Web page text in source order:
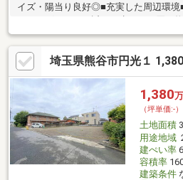
イズ・陽当り良好◎■充実した周辺環境
い♪・17号沿いには飲食店も多数あり
玉慈恵病院まで徒歩23分古郡グループ
年に創業し地域密着で営業しておりま
リフォーム・お庭づくり、アパート・
には土地活用まで、お客様と一生涯の
心誠意努力してまいります。
埼玉県熊谷市円光１
1,380
（坪単価:-）
土地面積
用途地域
建ぺい率
容積率
建築条件